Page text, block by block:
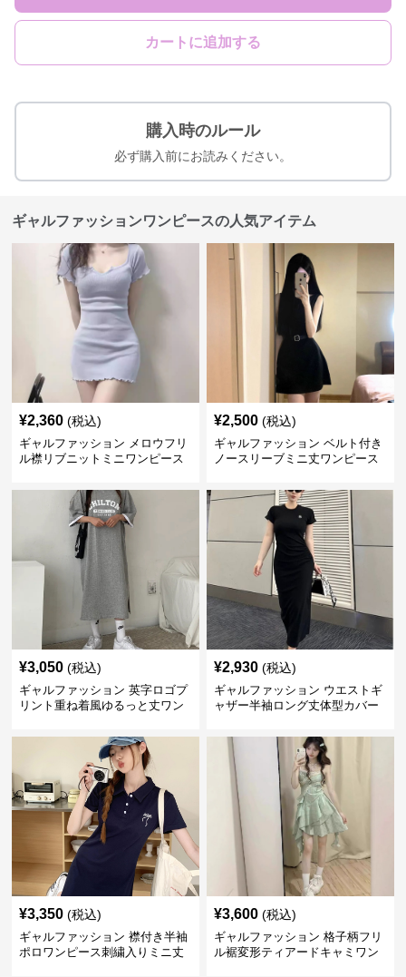
カートに追加する
購入時のルール
必ず購入前にお読みください。
ギャルファッションワンピースの人気アイテム
¥2,360 (税込)
ギャルファッション メロウフリ
ル襟リブニットミニワンピース
¥2,500 (税込)
ギャルファッション ベルト付き
ノースリーブミニ丈ワンピース
¥3,050 (税込)
ギャルファッション 英字ロゴプ
リント重ね着風ゆるっと丈ワン
¥2,930 (税込)
ギャルファッション ウエストギ
ャザー半袖ロング丈体型カバー
¥3,350 (税込)
ギャルファッション 襟付き半袖
ポロワンピース刺繍入りミニ丈
¥3,600 (税込)
ギャルファッション 格子柄フリ
ル裾変形ティアードキャミワン